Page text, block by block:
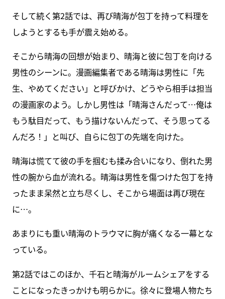
そして続く第2話では、再び晴海が包丁を持って料理を
しようとするも手が震え始める。
そこから晴海の回想が始まり、晴海と彼に包丁を向ける
男性のシーンに。漫画編集者である晴海は男性に「先
生、やめてください」と呼びかけ、どうやら相手は担当
の漫画家のよう。しかし男性は「晴海さんだって…俺は
もう駄目だって、もう描けないんだって、そう思ってる
んだろ！」と叫び、自らに包丁の先端を向けた。
晴海は慌てて彼の手を掴むも揉み合いになり、倒れた男
性の腕から血が流れる。晴海は男性を傷つけた包丁を持
ったまま呆然と立ち尽くし、そこから場面は再び現在
に…。
あまりにも重い晴海のトラウマに胸が痛くなる一幕とな
っている。
第2話ではこのほか、千石と晴海がルームシェアをする
ことになったきっかけも明らかに。徐々に登場人物たち